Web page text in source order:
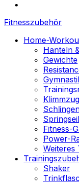
Fitnesszubehör
Home-
Hanteln
Gewichte
Fitness-
Power-
Weiteres
Shaker